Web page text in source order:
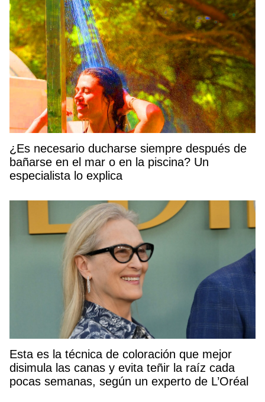
¿Es necesario ducharse siempre después de
bañarse en el mar o en la piscina? Un
especialista lo explica
Esta es la técnica de coloración que mejor
disimula las canas y evita teñir la raíz cada
pocas semanas, según un experto de L’Oréal